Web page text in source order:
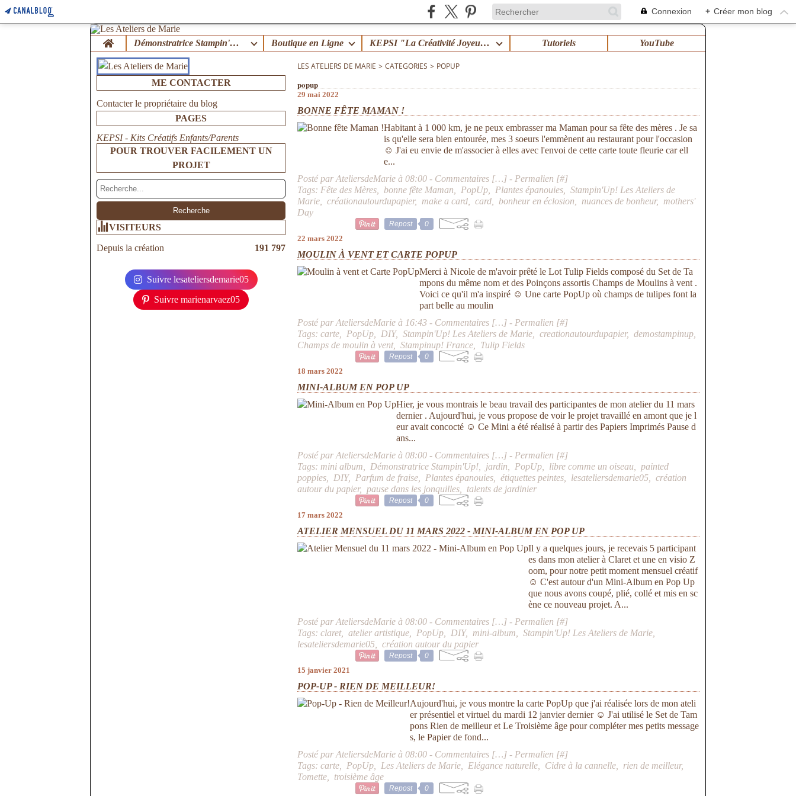
Connexion + Créer mon blog
Home Démonstratrice Stampin'Up ! Boutique en Ligne KEPSI "La Créativité Joyeuse en Famille" ! Tutoriels YouTube
ME CONTACTER
Contacter le propriétaire du blog
PAGES
KEPSI - Kits Créatifs Enfants/Parents
POUR TROUVER FACILEMENT UN
PROJET
VISITEURS
Depuis la création 191 797
Suivre lesateliersdemarie05
Suivre marienarvaez05
LES ATELIERS DE MARIE > CATEGORIES > POPUP
popup
29 mai 2022
BONNE FÊTE MAMAN !
Habitant à 1 000 km, je ne peux embrasser ma Maman pour sa fête des mères . Je sa
is qu'elle sera bien entourée, mes 3 soeurs l'emmènent au restaurant pour l'occasion
☺ J'ai eu envie de m'associer à elles avec l'envoi de cette carte toute fleurie car ell
e...
Posté par AteliersdeMarie à 08:00 - Commentaires […] - Permalien [#]
Tags: Fête des Mères bonne fête Maman PopUp Plantes épanouies ,Stampin'Up! Les Ateliers de
Marie ,créationautourdupapier, make a card ,card bonheur en éclosion nuances de bonheur, mothers'
Day
Repost 0
22 mars 2022
MOULIN À VENT ET CARTE POPUP
Merci à Nicole de m'avoir prêté le Lot Tulip Fields composé du Set de Ta
mpons du même nom et des Poinçons assortis Champs de Moulins à vent .
Voici ce qu'il m'a inspiré ☺ Une carte PopUp où champs de tulipes font la
part belle au moulin
Posté par AteliersdeMarie à 16:43 - Commentaires […] - Permalien [#]
Tags:carte PopUp DIY,Stampin'Up! Les Ateliers de Marie ,creationautourdupapier,demostampinup
Champs de moulin à vent,Stampinup! France Tulip Fields
Repost 0
18 mars 2022
MINI-ALBUM EN POP UP
Hier, je vous montrais le beau travail des participantes de mon atelier du 11 mars
dernier . Aujourd'hui, je vous propose de voir le projet travaillé en amont que je l
eur avait concocté ☺ Ce Mini a été réalisé à partir des Papiers Imprimés Pause d
ans...
Posté par AteliersdeMarie à 08:00 - Commentaires […] - Permalien [#]
Tags: mini album Démonstratrice Stampin'Up! jardin PopUp libre comme un oiseau
painted
poppies
DIY, Parfum de fraise Plantes épanouies ,étiquettes peintes lesateliersdemarie05 ,création
autour du papier, pause dans les jonquilles talents de jardinier
Repost 0
17 mars 2022
ATELIER MENSUEL DU 11 MARS 2022 - MINI-ALBUM EN POP UP
Il y a quelques jours, je recevais 5 participant
es dans mon atelier à Claret et une en visio Z
oom, pour notre petit moment mensuel créatif
☺ C'est autour d'un Mini-Album en Pop Up
que nous avons coupé, plié, collé et mis en sc
ène ce nouveau projet. A...
Posté par AteliersdeMarie à 08:00 - Commentaires […] - Permalien [#]
Tags:claret,atelier artistique PopUp DIY, mini-album ,Stampin'Up! Les Ateliers de Marie
lesateliersdemarie05 ,création autour du papier
Repost 0
15 janvier 2021
POP-UP - RIEN DE MEILLEUR!
Aujourd'hui, je vous montre la carte PopUp que j'ai réalisée lors de mon ateli
er présentiel et virtuel du mardi 12 janvier dernier ☺ J'ai utilisé le Set de Tam
pons Rien de meilleur et Le Troisième âge pour compléter mes petits message
s, le Papier de fond...
Posté par AteliersdeMarie à 08:00 - Commentaires […] - Permalien [#]
Tags:carte PopUp Les Ateliers de Marie Elégance naturelle Cidre à la cannelle rien de meilleur,
Tomette
troisième âge
Repost 0